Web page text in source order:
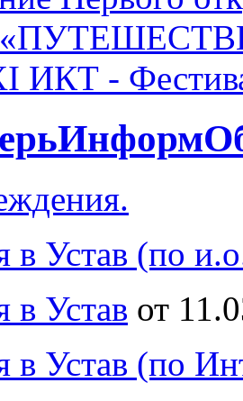
ИКТ -
в Устав (по
в Устав от
в Устав (по